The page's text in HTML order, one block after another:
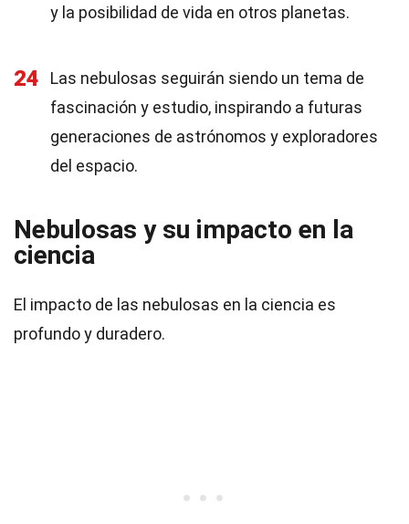
y la posibilidad de vida en otros planetas.
24
Las nebulosas seguirán siendo un tema de
fascinación y estudio, inspirando a futuras
generaciones de astrónomos y exploradores
del espacio.
Nebulosas y su impacto en la
ciencia
El impacto de las nebulosas en la ciencia es
profundo y duradero.